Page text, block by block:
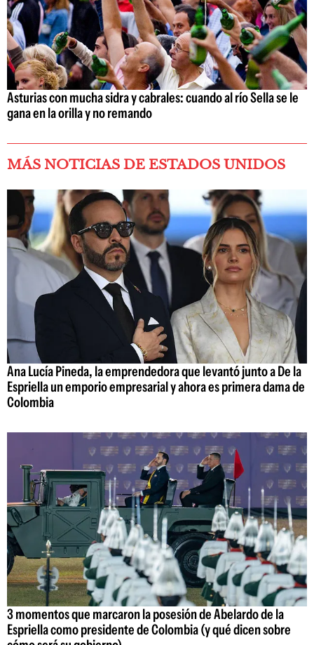
Asturias con mucha sidra y cabrales: cuando al río Sella se le
gana en la orilla y no remando
MÁS NOTICIAS DE ESTADOS UNIDOS
Ana Lucía Pineda, la emprendedora que levantó junto a De la
Espriella un emporio empresarial y ahora es primera dama de
Colombia
3 momentos que marcaron la posesión de Abelardo de la
Espriella como presidente de Colombia (y qué dicen sobre